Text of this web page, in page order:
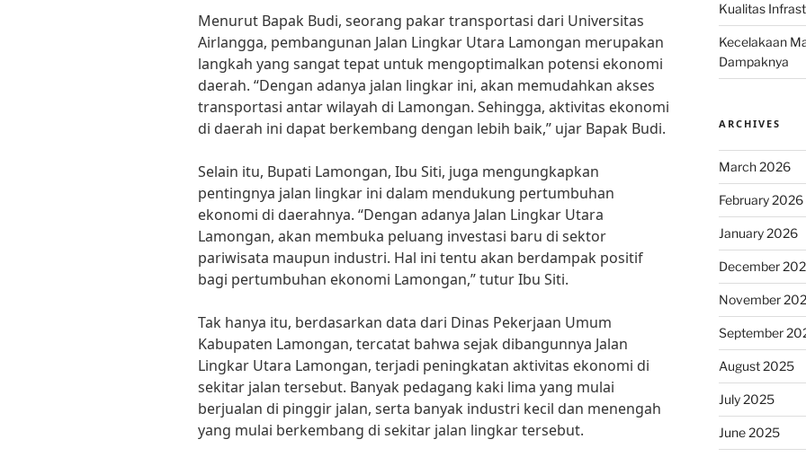
Menurut Bapak Budi, seorang pakar transportasi dari Universitas
Airlangga, pembangunan Jalan Lingkar Utara Lamongan merupakan
langkah yang sangat tepat untuk mengoptimalkan potensi ekonomi
daerah. “Dengan adanya jalan lingkar ini, akan memudahkan akses
transportasi antar wilayah di Lamongan. Sehingga, aktivitas ekonomi
di daerah ini dapat berkembang dengan lebih baik,” ujar Bapak Budi.
Selain itu, Bupati Lamongan, Ibu Siti, juga mengungkapkan
pentingnya jalan lingkar ini dalam mendukung pertumbuhan
ekonomi di daerahnya. “Dengan adanya Jalan Lingkar Utara
Lamongan, akan membuka peluang investasi baru di sektor
pariwisata maupun industri. Hal ini tentu akan berdampak positif
bagi pertumbuhan ekonomi Lamongan,” tutur Ibu Siti.
Tak hanya itu, berdasarkan data dari Dinas Pekerjaan Umum
Kabupaten Lamongan, tercatat bahwa sejak dibangunnya Jalan
Lingkar Utara Lamongan, terjadi peningkatan aktivitas ekonomi di
sekitar jalan tersebut. Banyak pedagang kaki lima yang mulai
berjualan di pinggir jalan, serta banyak industri kecil dan menengah
yang mulai berkembang di sekitar jalan lingkar tersebut.
Kualitas
Kecelakaan
Dampaknya
ARCHIVES
March 2026
February 2026
January 2026
December
November
September
August 2025
July 2025
June 2025